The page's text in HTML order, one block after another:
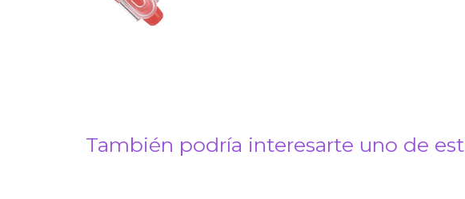
También podría interesarte uno de